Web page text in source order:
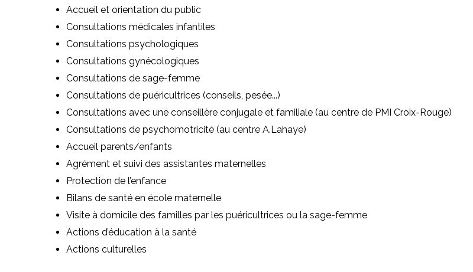
Accueil et orientation du public
Consultations médicales infantiles
Consultations psychologiques
Consultations gynécologiques
Consultations de sage-femme
Consultations de puéricultrices (conseils, pesée...)
Consultations avec une conseillère conjugale et familiale (au centre de PMI Croix-Rouge)
Consultations de psychomotricité (au centre A.Lahaye)
Accueil parents/enfants
Agrément et suivi des assistantes maternelles
Protection de l’enfance
Bilans de santé en école maternelle
Visite à domicile des familles par les puéricultrices ou la sage-femme
Actions d’éducation à la santé
Actions culturelles